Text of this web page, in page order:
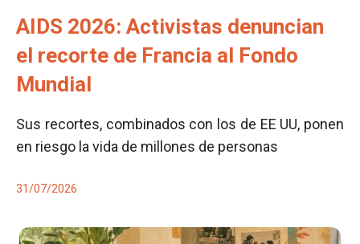
AIDS 2026: Activistas denuncian
el recorte de Francia al Fondo
Mundial
Sus recortes, combinados con los de EE UU, ponen
en riesgo la vida de millones de personas
31/07/2026